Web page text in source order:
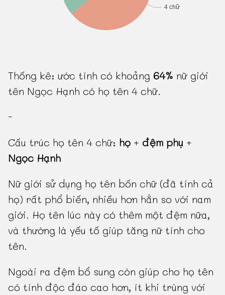
Thống kê: ước tính có khoảng64% nữ giới
tên Ngọc Hạnh có họ tên 4 chữ.
-
Cấu trúc họ tên 4 chữ: họ +đệm phụ +
Ngọc Hạnh
Nữ giới sử dụng họ tên bốn chữ (đã tính cả
họ) rất phổ biến, nhiều hơn hẳn so với nam
giới. Họ tên lúc này có thêm một đệm nữa,
và thường là yếu tố giúp tăng nữ tính cho
tên.
Ngoài ra đệm bổ sung còn giúp cho họ tên
có tính độc đáo cao hơn, ít khi trùng với